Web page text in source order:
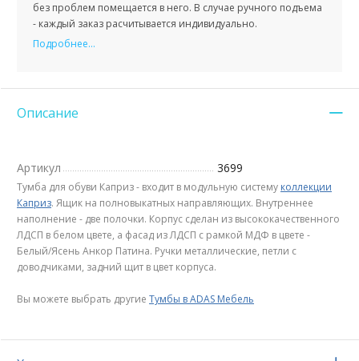
без проблем помещается в него. В случае ручного подъема
- каждый заказ расчитывается индивидуально.
Подробнее...
Описание
Артикул 3699
Тумба для обуви Каприз - входит в модульную систему коллекции
Каприз. Ящик на полновыкатных направляющих. Внутреннее
наполнение - две полочки. Корпус сделан из высококачественного
ЛДСП в белом цвете, а фасад из ЛДСП с рамкой МДФ в цвете -
Белый/Ясень Анкор Патина. Ручки металлические, петли с
доводчиками, задний щит в цвет корпуса.
Вы можете выбрать другие Тумбы в ADAS Мебель